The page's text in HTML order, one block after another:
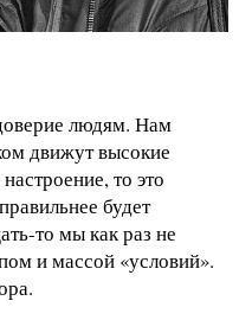
людям. Нам
движут высокие
то это
будет
то мы как раз не
и массой «условий».